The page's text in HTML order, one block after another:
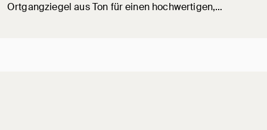
Ortgangziegel aus Ton für einen hochwertigen,…